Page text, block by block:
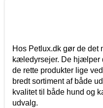
Hos Petlux.dk gør de det
kæledyrsejer. De hjælper
de rette produkter lige
bredt sortiment af både
kvalitet til både hund og
udvalg.